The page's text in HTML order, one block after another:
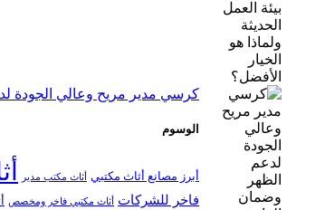
كرسي مدير مريح وعالي الجودة
الوسوم
أبرز مصانع أثاث مكتبي أثاث مكتب مدير
فاخر للشركات
أثاث مكتبي فاخر ومخصص